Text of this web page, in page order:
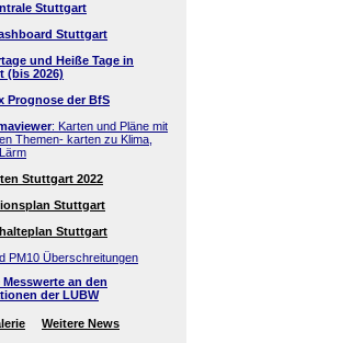
Stuttgart
Stuttgart
und Heiße Tage in
(bis 2026)
Prognose der BfS
: Karten und Pläne mit
Themen- karten zu Klima,
Stuttgart 2022
Stuttgart
Stuttgart
PM10 Überschreitungen
an den
der LUBW
Weitere News